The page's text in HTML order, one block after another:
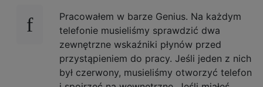
Pracowałem w barze Genius. Na każdym
telefonie musieliśmy sprawdzić dwa
zewnętrzne wskaźniki płynów przed
przystąpieniem do pracy. Jeśli jeden z nich
był czerwony, musieliśmy otworzyć telefon